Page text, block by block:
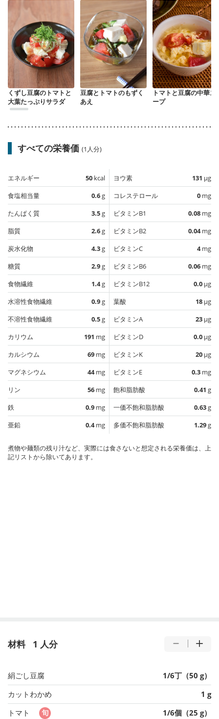
くずし豆腐のトマトと
大葉たっぷりサラダ
豆腐とトマトのもずく
あえ
トマトと豆腐の中華ス
ープ
すべての栄養価 (1人分)
エネルギー 50 kcal
食塩相当量
0.6g
たんぱく質
3.5g
脂質
2.6g
炭水化物
4.3g
糖質
2.9g
食物繊維
1.4g
水溶性食物繊維
0.9g
不溶性食物繊維
0.5g
カリウム
191 mg
カルシウム
69 mg
マグネシウム
44mg
リン
56 mg
鉄
0.9 mg
亜鉛
0.4mg
ヨウ素 131 µg
コレステロール
0 mg
ビタミンB1
0.08 mg
ビタミンB2
0.04mg
ビタミンC
4mg
ビタミンB6
0.06 mg
ビタミンB12
0.0 µg
葉酸
18 µg
ビタミンA
23 µg
ビタミンD
0.0 µg
ビタミンK
20 µg
ビタミンE
0.3 mg
飽和脂肪酸
0.41 g
一価不飽和脂肪酸
0.63g
多価不飽和脂肪酸
1.29g
煮物や麺類の残り汁など、実際には食さないと想定される栄養価は、上
記リストから除いてあります。
材料 1 人分
絹ごし豆腐
1/6丁（50 g）
カットわかめ
1 g
トマト
1/6個（25 g）